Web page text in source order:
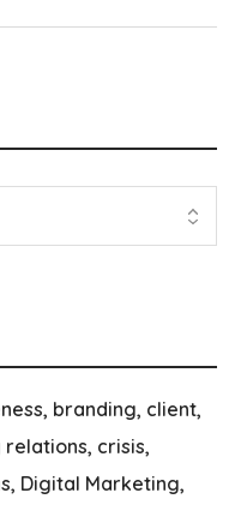
branding client
relations crisis
Digital Marketing